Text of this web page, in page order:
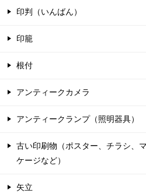
印判（いんばん）
印籠
根付
アンティークカメラ
アンティークランプ（照明器具）
古い印刷物（ポスター、チラシ、
ケージなど）
矢立